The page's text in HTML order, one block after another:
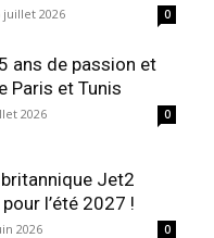
juillet 2026 0
ans de passion et
Paris et Tunis
2026 0
Jet2
l’été 2027 !
2026 0